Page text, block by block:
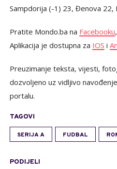
Sampdorija (-1) 23, Đenova 22,
Pratite Mondo.ba na Facebooku,
Aplikacija je dostupna za IOS i
Preuzimanje teksta, vijesti,
dozvoljeno uz vidljivo
portalu.
TAGOVI
SERIJA A FUDBAL
PODIJELI